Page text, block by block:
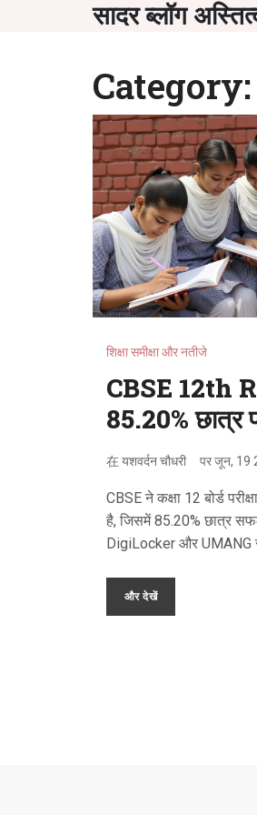
सादर ब्लॉग
Category:
शिक्षा समीक्षा और नतीजे
CBSE 12th
85.20% छात्र
चेक करें
在यशवर्दन चौधरी परजून, 19
CBSE ने कक्षा 12 बोर्ड
है, जिसमें 85.20% छात्र
DigiLocker और UMANG
और देखें